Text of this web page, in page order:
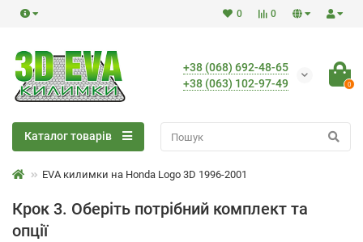
0
0
+38 (068) 692-48-65
+38 (063) 102-97-49
0
Каталог товарів
EVA килимки на Honda Logo 3D 1996-2001
Крок 3. Оберіть потрібний комплект та
опції